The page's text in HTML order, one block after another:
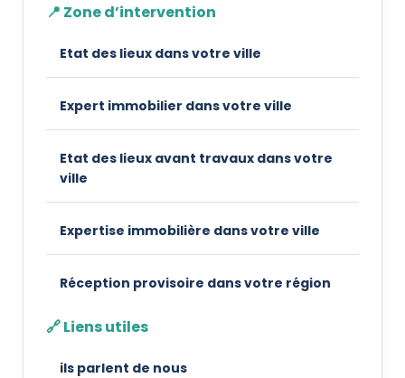
📍 Zone d’intervention
Etat des lieux dans votre ville
Expert immobilier dans votre ville
Etat des lieux avant travaux dans votre
ville
Expertise immobilière dans votre ville
Réception provisoire dans votre région
🔗 Liens utiles
ils parlent de nous